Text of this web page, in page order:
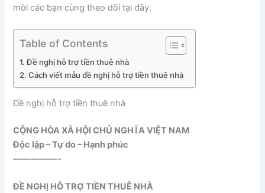
mời các bạn cùng theo dõi tại đây.
Table of Contents
Đề nghị hỗ trợ tiền thuê nhà
Cách viết mẫu đề nghị hỗ trợ tiền thuê nhà
Đề nghị hỗ trợ tiền thuê nhà
CỘNG HÒA XÃ HỘI CHỦ NGHĨA VIỆT NAM
Độc lập – Tự do – Hạnh phúc
—————-
ĐỀ NGHỊ HỖ TRỢ TIỀN THUÊ NHÀ